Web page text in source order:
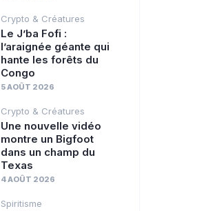
Crypto & Créatures
Le J’ba Fofi :
l’araignée géante qui
hante les forêts du
Congo
5 AOÛT 2026
Crypto & Créatures
Une nouvelle vidéo
montre un Bigfoot
dans un champ du
Texas
4 AOÛT 2026
Spiritisme